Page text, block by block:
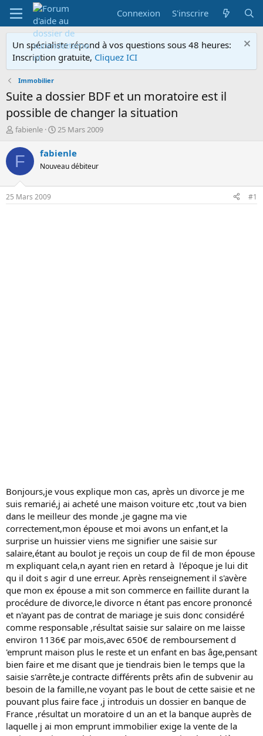
Connexion S'inscrire
Un spécialiste répond à vos questions sous 48 heures:
Inscription gratuite, Cliquez ICI
Immobilier
Suite a dossier BDF et un moratoire est il
possible de changer la situation
A
t
e
r
d
e
fabienle
D
t
d
é
25 Mars 2009
F fabienle
Nouveau débiteur
25 Mars 2009 #1
Bonjours,je vous explique mon cas, après un divorce je me
suis remarié,j ai acheté une maison voiture etc ,tout va bien
dans le meilleur des monde ,je gagne ma vie
correctement,mon épouse et moi avons un enfant,et la
surprise un huissier viens me signifier une saisie sur
salaire,étant au boulot je reçois un coup de fil de mon épouse
m expliquant cela,n ayant rien en retard à l'époque je lui dit
qu il doit s agir d une erreur. Après renseignement il s'avère
que mon ex épouse a mit son commerce en faillite durant la
procédure de divorce,le divorce n étant pas encore prononcé
et n'ayant pas de contrat de mariage je suis donc considéré
comme responsable ,résultat saisie sur salaire on me laisse
environ 1136€ par mois,avec 650€ de remboursement d
'emprunt maison plus le reste et un enfant en bas âge,pensant
bien faire et me disant que je tiendrais bien le temps que la
saisie s'arrête,je contracte différents prêts afin de subvenir au
besoin de la famille,ne voyant pas le bout de cette saisie et ne
pouvant plus faire face ,j introduis un dossier en banque de
France ,résultat un moratoire d un an et la banque auprès de
laquelle j ai mon emprunt immobilier exige la vente de la